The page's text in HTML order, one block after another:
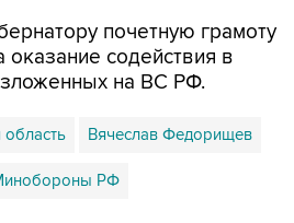
почетную грамоту
содействия в
на ВС РФ.
Вячеслав Федорищев
РФ